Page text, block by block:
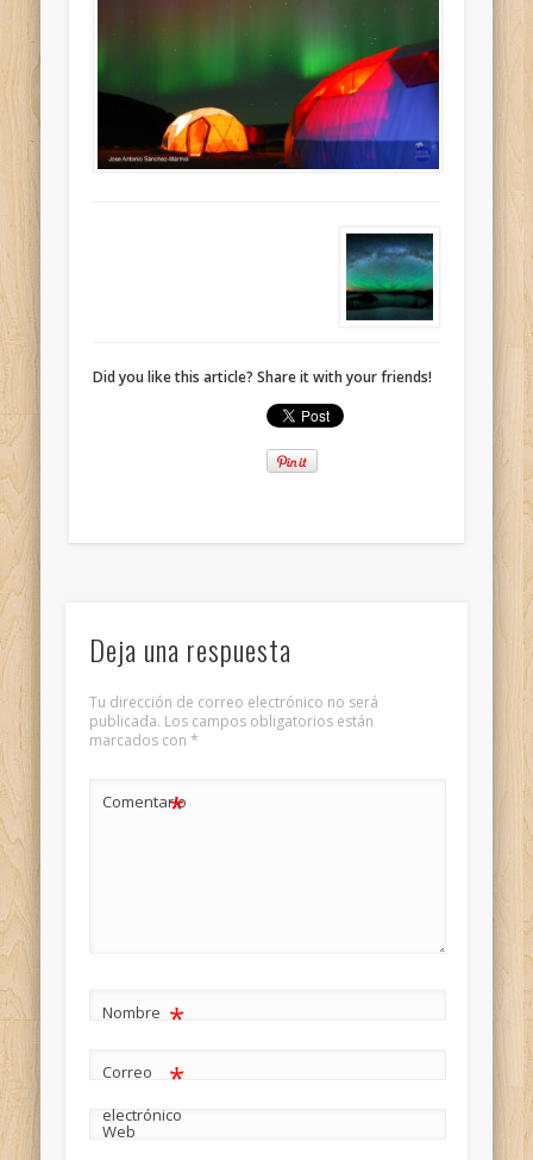
Did you like this article? Share it with your friends!
Deja una respuesta
Tu dirección de correo electrónico no será
publicada. Los campos obligatorios están
marcados con *
Comentario
*
Nombre *
Correo
electrónico
*
Web